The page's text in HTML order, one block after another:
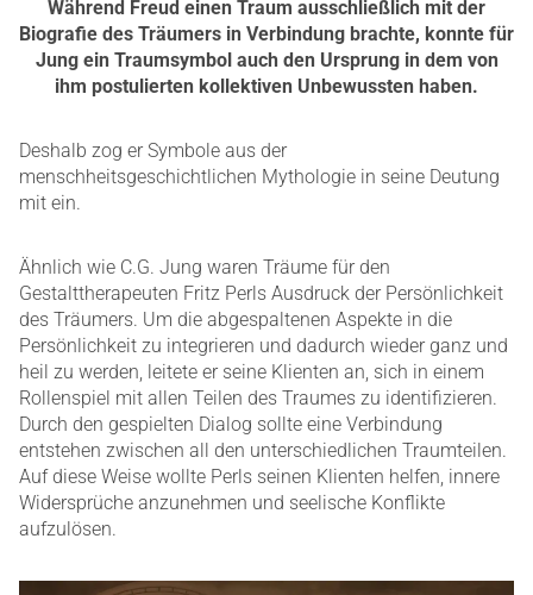
Während Freud einen Traum ausschließlich mit der
Biografie des Träumers in Verbindung brachte, konnte für
Jung ein Traumsymbol auch den Ursprung in dem von
ihm postulierten kollektiven Unbewussten haben.
Deshalb zog er Symbole aus der
menschheitsgeschichtlichen Mythologie in seine Deutung
mit ein.
Ähnlich wie C.G. Jung waren Träume für den
Gestalttherapeuten Fritz Perls Ausdruck der Persönlichkeit
des Träumers. Um die abgespaltenen Aspekte in die
Persönlichkeit zu integrieren und dadurch wieder ganz und
heil zu werden, leitete er seine Klienten an, sich in einem
Rollenspiel mit allen Teilen des Traumes zu identifizieren.
Durch den gespielten Dialog sollte eine Verbindung
entstehen zwischen all den unterschiedlichen Traumteilen.
Auf diese Weise wollte Perls seinen Klienten helfen, innere
Widersprüche anzunehmen und seelische Konflikte
aufzulösen.